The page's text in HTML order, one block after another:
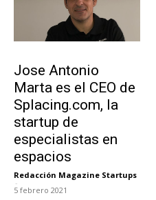
Jose Antonio
Marta es el CEO de
Splacing.com, la
startup de
especialistas en
espacios
Redacción Magazine Startups
-
5 febrero 2021